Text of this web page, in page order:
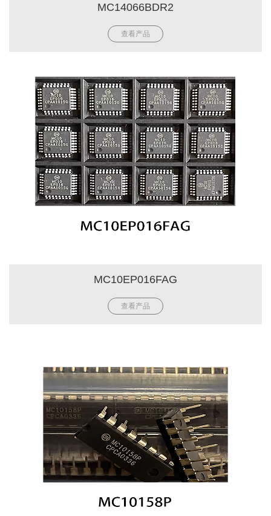
MC14066BDR2
查看产品
MC10EP016FAG
查看产品